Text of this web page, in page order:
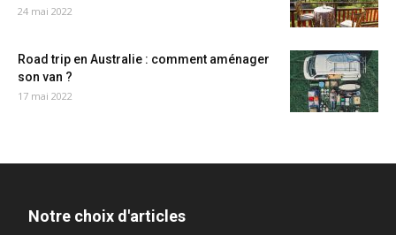
24 mai 2022
Road trip en Australie : comment aménager
son van ?
17 mai 2022
Notre choix d'articles